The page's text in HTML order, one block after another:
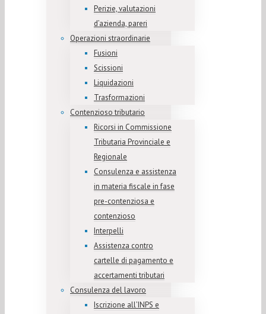
Perizie, valutazioni
d’azienda, pareri
Operazioni straordinarie
Fusioni
Scissioni
Liquidazioni
Trasformazioni
Contenzioso tributario
Ricorsi in Commissione
Tributaria Provinciale e
Regionale
Consulenza e assistenza
in materia fiscale in fase
pre-contenziosa e
contenzioso
Interpelli
Assistenza contro
cartelle di pagamento e
accertamenti tributari
Consulenza del lavoro
Iscrizione all’INPS e